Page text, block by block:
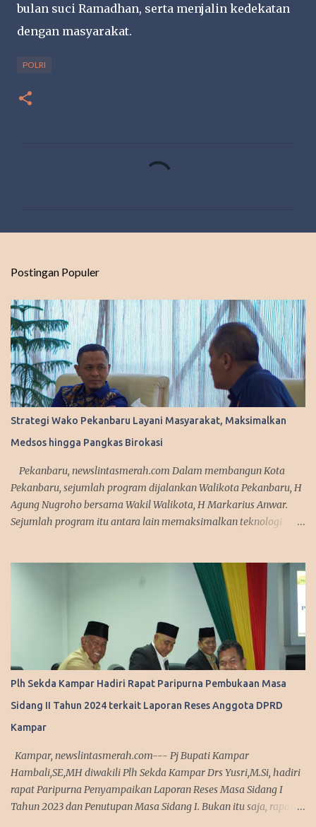
bulan suci Ramadhan, serta menjalin kedekatan
dengan masyarakat.
POLRI
r
Postingan Populer
Strategi Wako Pekanbaru Layani Masyarakat, Maksimalkan
Medsos hingga Pangkas Birokasi
Pekanbaru, newslintasmerah.com Dalam membangun Kota
Pekanbaru, sejumlah program dijalankan Walikota Pekanbaru, H
Agung Nugroho bersama Wakil Walikota, H Markarius Anwar.
Sejumlah program itu antara lain memaksimalkan teknologi
kampanye. "Kita sedang mempersiapkan aplikasi yang bisa
diakses masyarakat. Jadi segala urusan cukup diakses
menggunakan smartphone saja, missal penerbitan KTP dan
adiministrasi kependudukan lainnya," urai Agung. Srategi dalam
memanfaatkan media sosial diakui Agung Nugroho sangat
membantu dalam menyampaikan informasi dan kebijakan
kepada publik semenjak ia menjabat sebagai Wakil Ketua DPRD
Provinsi Riau. Ini disampaikan Walikota Pekanbaru, Agung
Nugroho saat melakukan silaturahmi dengan managemen Tribun
Pekanbaru di Komplek Perkantoran Tenayan Raya, Kamis
sederhana mengenakan sete...
Plh Sekda Kampar Hadiri Rapat Paripurna Pembukaan Masa
Sidang II Tahun 2024 terkait Laporan Reses Anggota DPRD
Kampar
Kampar, newslintasmerah.com--- Pj Bupati Kampar
Hambali,SE,MH diwakili Plh Sekda Kampar Drs Yusri,M.Si, hadiri
rapat Paripurna Penyampaikan Laporan Reses Masa Sidang I
Tahun 2023 dan Penutupan Masa Sidang I. Bukan itu saja, rapat